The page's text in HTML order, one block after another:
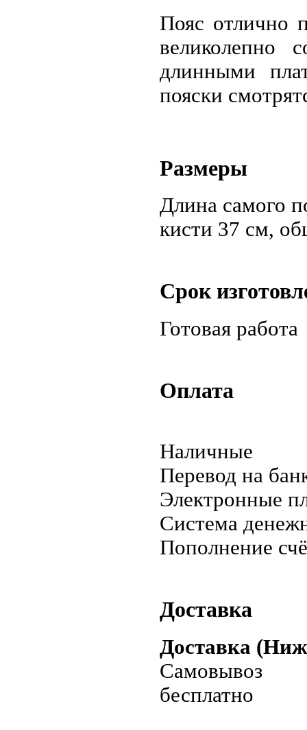
Пояс отлично
великолепно
длинными
пояски
Размеры
Длина самого
кисти 37 см,
Срок
Готовая работа
Оплата
Наличные
Перевод на
Электронные
Система
Пополнение
Доставка
Доставка
Самовывоз
бесплатно